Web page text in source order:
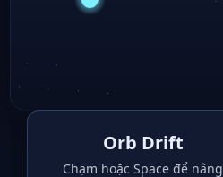
Orb Drift
Chạm hoặc Space để nâng